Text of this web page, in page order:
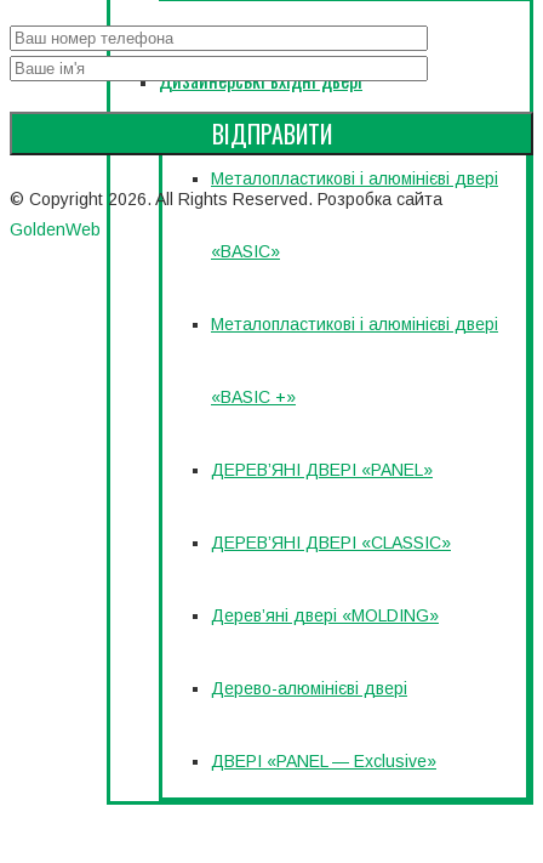
Дизайнерські вхідні двері
Металопластикові і алюмінієві двері
«BASIC»
Металопластикові і алюмінієві двері
«BASIC +»
ДЕРЕВ’ЯНІ ДВЕРІ «PANEL»
ДЕРЕВ’ЯНІ ДВЕРІ «CLASSIC»
Дерев’яні двері «MOLDING»
Дерево-алюмінієві двері
ДВЕРІ «PANEL — Exclusive»
© Copyright 2026. All Rights Reserved. Розробка сайта
GoldenWeb